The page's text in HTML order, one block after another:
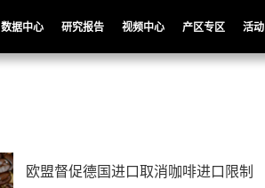
数据中心 研究报告 视频中心 产区专区 活动
欧盟督促德国进口取消咖啡进口限制